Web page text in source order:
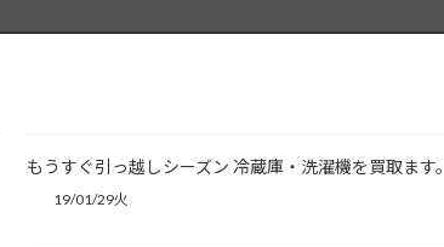
もうすぐ引っ越しシーズン 冷蔵庫・洗濯機を買取ます。
19/01/29火